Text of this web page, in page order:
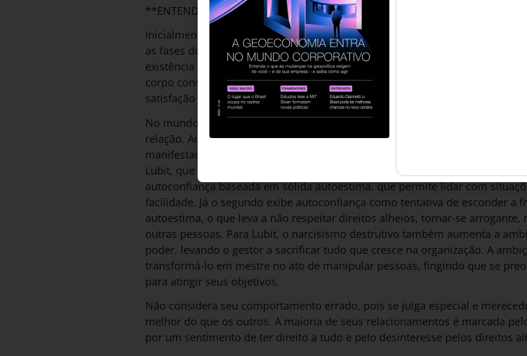
**ENTENDENDO O NARCISISMO**
Inicialmente, Sigmund Freud (1856-1939) tratava o narcisismo como um
as fases do autoerotismo e do amor por objetos externos. Então, o próprio
existência de dois tipos de narcisismo: a) o primário, que corresponde à
corpo constitui para o sujeito seu único objeto de desejo; e b) o
satisfação não está mais num órgão, nem mesmo num conjunto de órgãos
No mundo dos negócios, Kets de Vries e Miller afirmam que a liderança e o
relação. Ao ocupar o cargo de liderança, o líder narcisista encontra o
manifestação. Mas vários estudos distinguem tipos positivos e negativos
Lubit, que distingue o narcisismo saudável do destrutivo. O primeiro é
autoconfiança baseada em sólida autoestima, que permite lidar com
facilidade. Já o segundo exibe autoconfiança como tentativa de esconder a
autoestima, o que leva a não respeitar direitos alheios, tornar-se arrogante,
outras pessoas. Para Lubit, o narcisismo destrutivo também aumenta a
poder, levando o gestor a sacrificar tudo que cresce na organização. A
transformá-lo em mestre no ato de manipular pessoas, fingindo que se
para atingir seus objetivos.
Não considera seu comportamento errado, pois se julga especial e
melhor do que os outros. A maioria de seus relacionamentos é marcada
por um sentimento de ter direito a tudo e pelo desinteresse pelos direitos